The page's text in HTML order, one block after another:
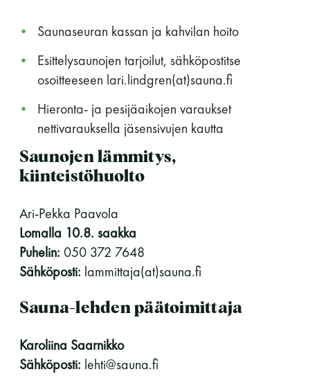
Vaskiniementie 10, 00200 Helsinki
Kahvio/kassa 050 372 4167
(saunojen aukioloaikana)
YHTEYSTIEDOT
Saunaseuran kassan ja kahvilan hoito
Esittelysaunojen tarjoilut, sähköpostitse
osoitteeseen lari.lindgren(at)sauna.fi
Hieronta- ja pesijäaikojen varaukset
nettivarauksella jäsensivujen kautta
Saunojen lämmitys,
kiinteistöhuolto
Ari-Pekka Paavola
Lomalla 10.8. saakka
Puhelin: 050 372 7648
Sähköposti: lammittaja(at)sauna.fi
Sauna-lehden päätoimittaja
Karoliina Saarnikko
Sähköposti: lehti@sauna.fi